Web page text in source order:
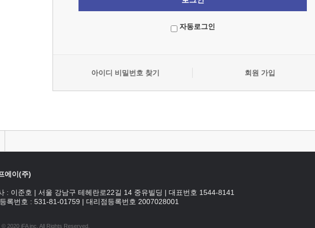
자동로그인
아이디 비밀번호 찾기 회원 가입
에이(주)
: 이준호 | 서울 강남구 테헤란로22길 14 중유빌딩 | 대표번호 1544-8141
록번호 : 531-81-01759 | 대리점등록번호 2007028001
2020 iFA inc . All Rights Reserved.